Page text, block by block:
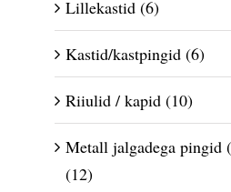
Lillekastid (6)
Kastid/kastpingid (6)
Riiulid / kapid (10)
Metall jalgadega pingid
(12)